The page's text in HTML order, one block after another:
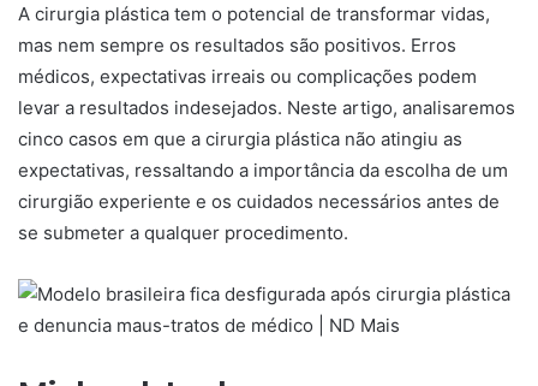
A cirurgia plástica tem o potencial de transformar vidas,
mas nem sempre os resultados são positivos. Erros
médicos, expectativas irreais ou complicações podem
levar a resultados indesejados. Neste artigo, analisaremos
cinco casos em que a cirurgia plástica não atingiu as
expectativas, ressaltando a importância da escolha de um
cirurgião experiente e os cuidados necessários antes de
se submeter a qualquer procedimento.